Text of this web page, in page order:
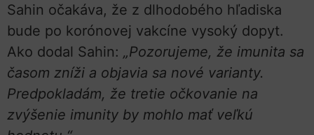
Sahin očakáva, že z dlhodobého hľadiska
bude po korónovej vakcíne vysoký dopyt.
Ako dodal Sahin: „Pozorujeme, že imunita sa
časom zníži a objavia sa nové varianty.
Predpokladám, že tretie očkovanie na
zvýšenie imunity by mohlo mať veľkú